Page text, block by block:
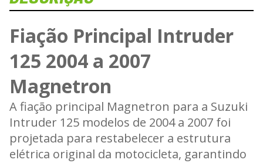
Fiação Principal Intruder
125 2004 a 2007
Magnetron
A fiação principal Magnetron para a Suzuki
Intruder 125 modelos de 2004 a 2007 foi
projetada para restabelecer a estrutura
elétrica original da motocicleta, garantindo